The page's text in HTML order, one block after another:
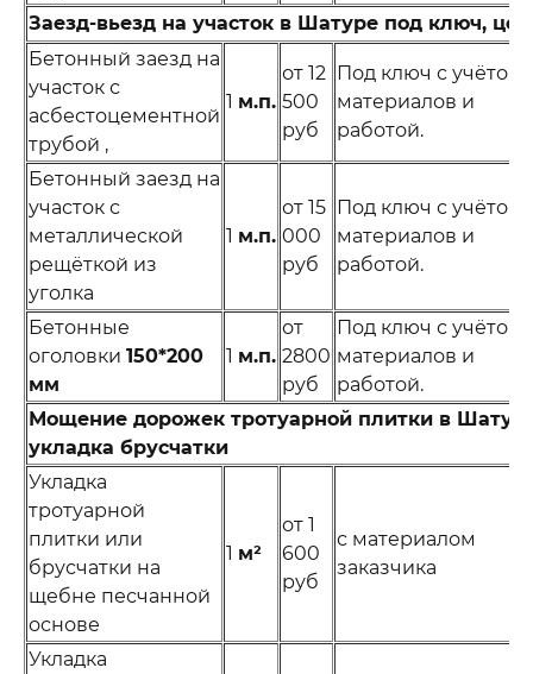
Заезд-вьезд на участок в Шатуре под ключ,
Бетонный заезд на
участок с
асбестоцементной
трубой ,
1 м.п.
от 12
500
руб
Под ключ с учётом
материалов и
работой.
Бетонный заезд на
участок с
металлической
рещёткой из
уголка
1 м.п.
от 15
000
руб
Под ключ с учётом
материалов и
работой.
Бетонные
оголовки 150*200
мм
1 м.п.
от
2800
руб
Под ключ с учётом
материалов и
работой.
Мощение дорожек тротуарной плитки в
укладка брусчатки
Укладка
тротуарной
плитки или
брусчатки на
щебне песчанной
основе
1 м²
от 1
600
руб
с материалом
заказчика
Укладка